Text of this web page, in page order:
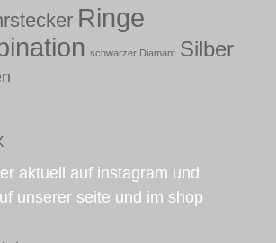
Ringe
schwarzer Diamant Silber
aktuell auf instagram und
unserer seite und im shop